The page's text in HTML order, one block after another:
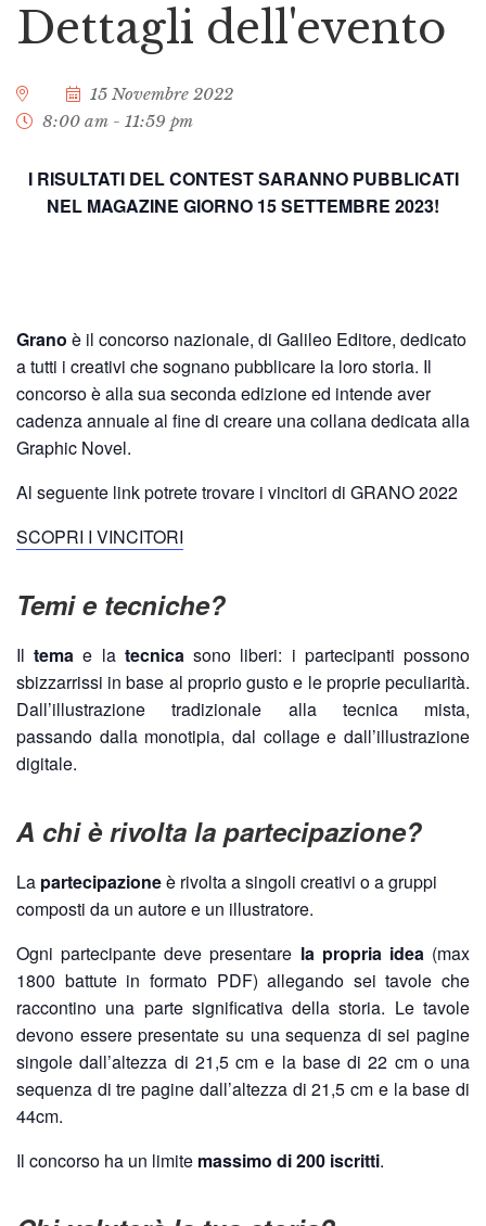
Dettagli dell'evento
15 Novembre 2022
8:00 am - 11:59 pm
I RISULTATI DEL CONTEST SARANNO PUBBLICATI
NEL MAGAZINE GIORNO 15 SETTEMBRE 2023!
Grano è il concorso nazionale, di Galileo Editore, dedicato
a tutti i creativi che sognano pubblicare la loro storia. Il
concorso è alla sua seconda edizione ed intende aver
cadenza annuale al fine di creare una collana dedicata alla
Graphic Novel.
Al seguente link potrete trovare i vincitori di GRANO 2022
SCOPRI I VINCITORI
Temi e tecniche?
Iltema e la tecnicasono liberi: i partecipanti possono
sbizzarrissi in base al proprio gusto e le proprie peculiarità.
Dall’illustrazione tradizionale alla tecnica mista,
passando dalla monotipia, dal collage e dall’illustrazione
digitale.
A chi è rivolta la partecipazione?
La partecipazioneè rivolta a singoli creativi o a gruppi
composti da un autore e un illustratore.
Ogni partecipante deve presentare la propria idea(max
1800 battute in formato PDF) allegando sei tavole che
raccontino una parte significativa della storia. Le tavole
devono essere presentate su una sequenza di sei pagine
singole dall’altezza di 21,5 cm e la base di 22 cm o una
sequenza di tre pagine dall’altezza di 21,5 cm e la base di
44cm.
Il concorso ha un limite massimo di 200 iscritti.